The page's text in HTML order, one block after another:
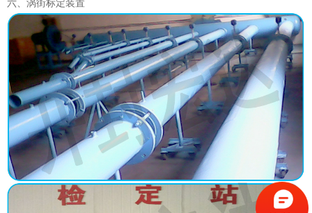
六、涡街标定装置